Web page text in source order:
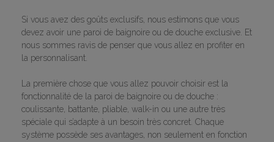
Si vous avez des goûts exclusifs, nous estimons que vous
devez avoir une paroi de baignoire ou de douche exclusive. Et
nous sommes ravis de penser que vous allez en profiter en
la personnalisant.
La première chose que vous allez pouvoir choisir est la
fonctionnalité de la paroi de baignoire ou de douche :
coulissante, battante, pliable, walk-in ou une autre très
spéciale qui s’adapte à un besoin très concret. Chaque
système possède ses avantages, non seulement en fonction